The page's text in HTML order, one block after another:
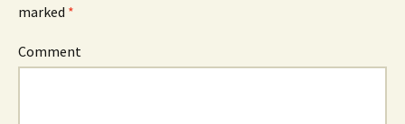
marked *
Comment